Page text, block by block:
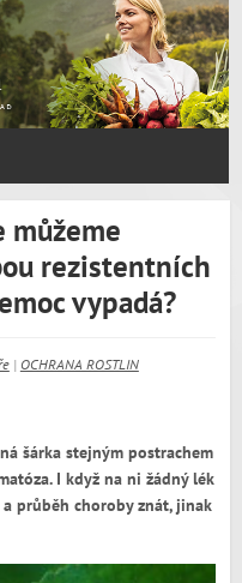
můžeme
rezistentních
vypadá?
| OCHRANA ROSTLIN
šárka stejným postrachem
I když na ni žádný lék
průběh choroby znát, jinak